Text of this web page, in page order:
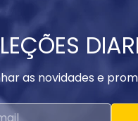
as novidades e